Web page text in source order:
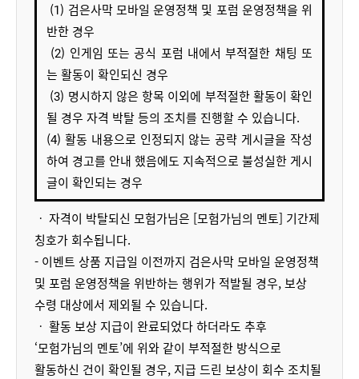
(1) 검은사막 모바일 운영정책 및 포럼 운영정책을 위
반한 경우
(2) 인게임 또는 공식 포럼 내에서 부적절한 채팅 또
는 활동이 확인되신 경우
(3) 명시하지 않은 항목 이외에 부적절한 활동이 확인
될 경우 자격 박탈 등의 조치를 진행할 수 있습니다.
(4) 활동 내용으로 인정되지 않는 공략 게시글을 작성
하여 경고를 안내 했음에도 지속적으로 불성실한 게시
글이 확인되는 경우
ㆍ 자격이 박탈되신 모험가님은 [모험가님의 멘토] 기간제
칭호가 회수됩니다.
- 이벤트 상품 지급일 이전까지 검은사막 모바일 운영정책
및 포럼 운영정책을 위반하는 행위가 적발될 경우, 보상
수령 대상에서 제외될 수 있습니다.
ㆍ 활동 보상 지급이 완료되었다 하더라도 추후
‘모험가님의 멘토’에 위와 같이 부적절한 방식으로
활동하신 건이 확인될 경우, 지급 드린 보상이 회수 조치될